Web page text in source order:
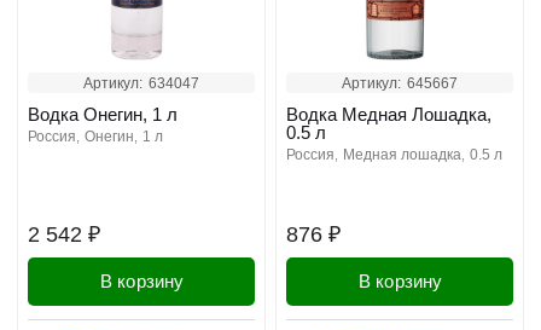
Артикул: 634047
2 542 ₽
Водка Онегин, 1 л
россия онегин 1 л
В корзину
Артикул: 645667
876 ₽
Водка Медная Лошадка,
0.5 л
россия медная лошадка 0.5 л
В корзину